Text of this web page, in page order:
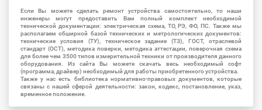
Если Вы можете сделать ремонт устройства самостоятельно, то наши
инженеры могут предоставить Вам полный комплект необходимой
технической документации: электрическая схема, ТО, РЭ, ФО, ПС. Также мы
располагаем обширной базой технических и метрологических документов:
технические условия (ТУ), техническое задание (ТЗ), ГОСТ, отраслевой
стандарт (ОСТ), методика поверки, методика аттестации, поверочная схема
для более чем 3500 типов измерительной техники от производителя данного
оборудования. Из сайта Вы можете скачать весь необходимый софт
(программа, драйвер) необходимый для работы приобретенного устройства.
Также у нас есть библиотека нормативно-правовых документов, которые
связаны с нашей сферой деятельности: закон, кодекс, постановление, указ,
временное положение.